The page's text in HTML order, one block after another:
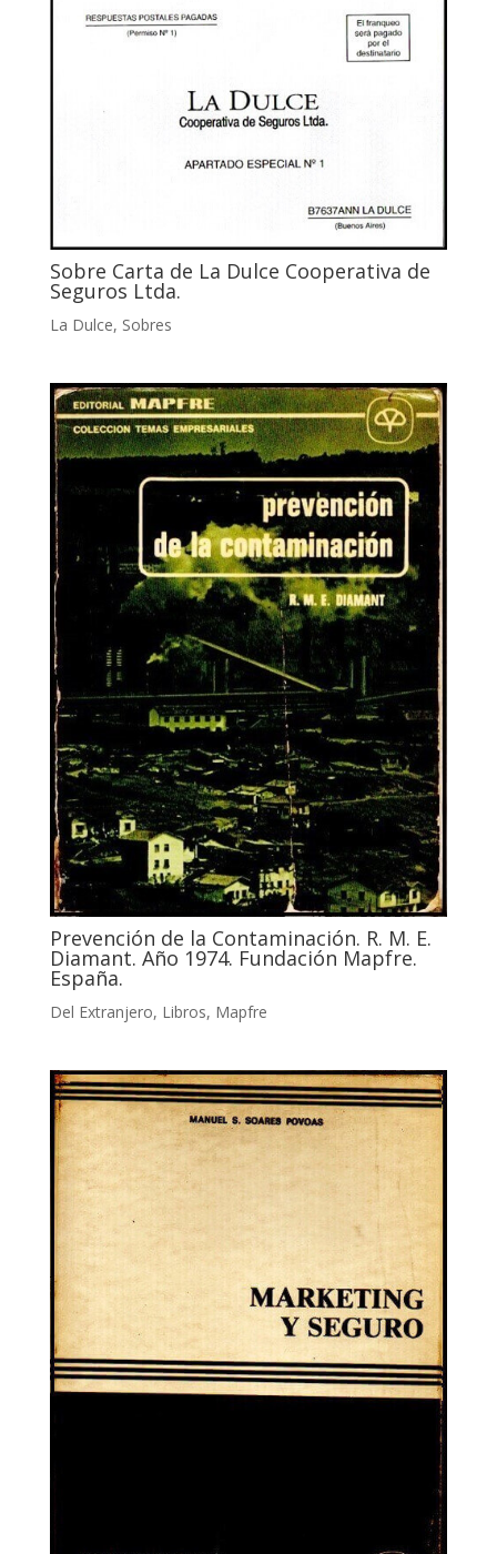
Sobre Carta de La Dulce Cooperativa de
Seguros Ltda.
La Dulce, Sobres
Prevención de la Contaminación. R. M. E.
Diamant. Año 1974. Fundación Mapfre.
España.
Del Extranjero, Libros, Mapfre